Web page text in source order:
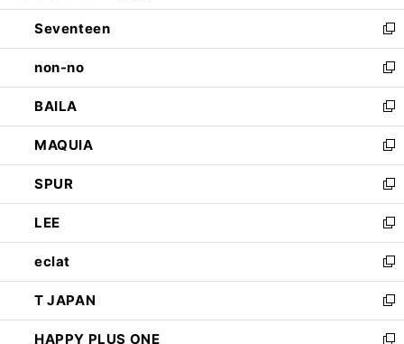
開
く
ウ
で
開
く
ン
ド
ウ
で
開
く
Seventeen
新
し
い
ウ
ィ
ン
ド
ウ
で
開
く
non-no
新
し
い
ウ
ィ
ン
ド
ウ
で
開
く
BAILA
新
し
い
ウ
ィ
ン
ド
ウ
で
開
く
MAQUIA
新
し
い
ウ
ィ
ン
ド
ウ
で
開
く
SPUR
新
し
い
ウ
ィ
ン
ド
ウ
で
LEE
新
し
い
ウ
ィ
ン
ド
eclat
新
し
い
ウ
T JAPAN
新
し
HAPPY PLUS ONE